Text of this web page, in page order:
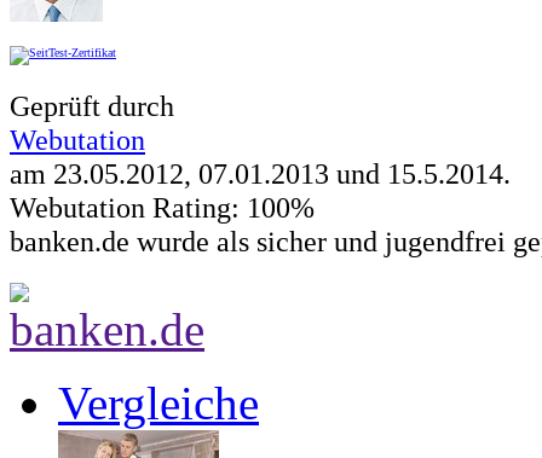
Geprüft durch
Webutation
am 23.05.2012, 07.01.2013 und 15.5.2014.
Webutation Rating: 100%
banken.de wurde als sicher und jugendfrei
Vergleiche